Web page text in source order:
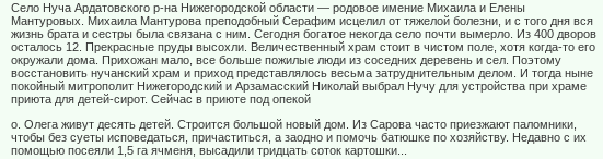
Cело Нуча Ардатовского р-на Нижегородской области — родовое имение Михаила и Елены
Мантуровых. Михаила Мантурова преподобный Серафим исцелил от тяжелой болезни, и с того дня вся
жизнь брата и сестры была связана с ним. Сегодня богатое некогда село почти вымерло. Из 400 дворов
осталось 12. Прекрасные пруды высохли. Величественный храм стоит в чистом поле, хотя когда-то его
окружали дома. Прихожан мало, все больше пожилые люди из соседних деревень и сел. Поэтому
восстановить нучанский храм и приход представлялось весьма затруднительным делом. И тогда ныне
покойный митрополит Нижегородский и Арзамасский Николай выбрал Нучу для устройства при храме
приюта для детей-сирот. Сейчас в приюте под опекой
о. Олега живут десять детей. Строится большой новый дом. Из Сарова часто приезжают паломники,
чтобы без суеты исповедаться, причаститься, а заодно и помочь батюшке по хозяйству. Недавно с их
помощью посеяли 1,5 га ячменя, высадили тридцать соток картошки...